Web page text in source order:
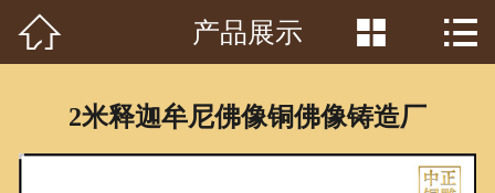
首页
 产品展示  
2米释迦牟尼佛像铜佛像铸造厂